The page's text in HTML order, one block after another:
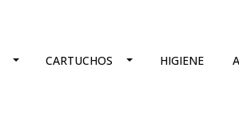
CARTUCHOS HIGIENE